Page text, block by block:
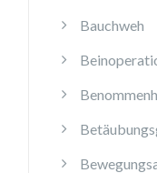
Bauchweh